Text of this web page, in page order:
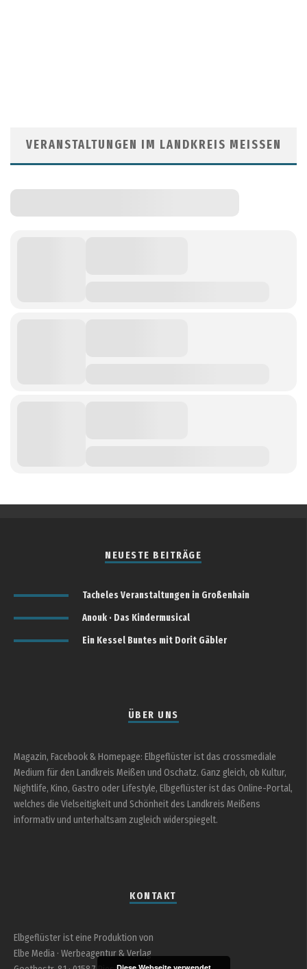
VERANSTALTUNGEN IM LANDKREIS MEISSEN
NEUESTE BEITRÄGE
Tacheles Veranstaltungen in Großenhain
Anouk · Das Kindermusical
Ein Kessel Buntes mit Dorit Gäbler
ÜBER UNS
Magazin, Facebook & Homepage: Elbgeflüster ist das crossmediale
Medium für den Landkreis Meißen und Oschatz. Ganz gleich, ob Kultur,
Nightlife, Kino, Gastro oder Lifestyle, Elbgeflüster ist das Online-Portal,
welches die Vielseitigkeit und Schönheit des Landkreis Meißens
informativ und unterhaltsam zugleich widerspiegelt.
KONTAKT
Elbgeflüster ist eine Produktion von
Elbe Media · Werbeagentur & Verlag